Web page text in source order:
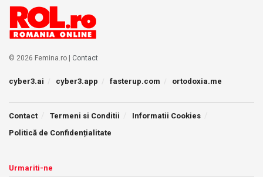
© 2026 Femina.ro | Contact
cyber3.ai cyber3.app fasterup.com ortodoxia.me
Contact Termeni si Conditii
Informatii Cookies
Politică de Confidențialitate
Urmariti-ne